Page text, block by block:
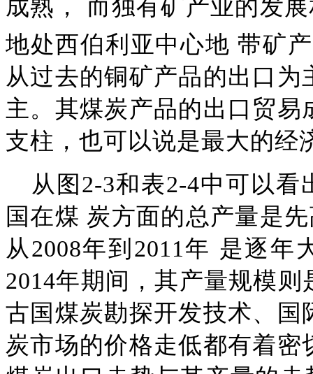
成熟，
而独有矿产业的发
地处西伯利亚中心地 带矿
从过去的铜矿产品的出口为
主。其煤炭产品的出口贸
支柱，也可以说是最大的经
从图 2-3和表2-4中可以看
国在煤 炭方面的总产量是
从2008年到2011年 是逐年
2014年期间，其产量规模
古国煤炭勘探开发技术、
炭市场的价格走低都有着